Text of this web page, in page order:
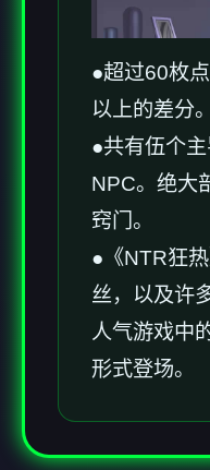
●超过60枚
以上的差分。
●共有伍个
NPC。绝大
窍门。
●《NTR狂
丝，以及许
人气游戏中
形式登场。